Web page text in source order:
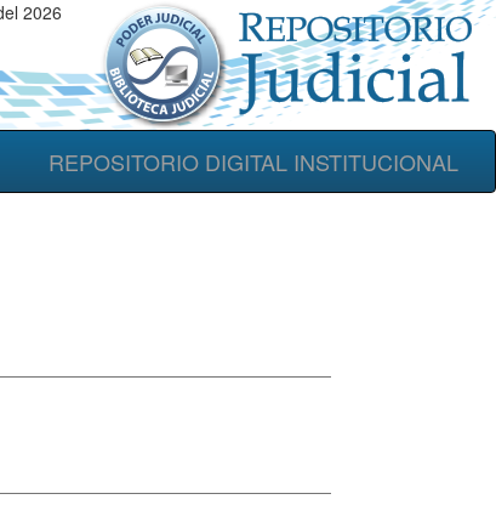
2026
REPOSITORIO DIGITAL INSTITUCIONAL